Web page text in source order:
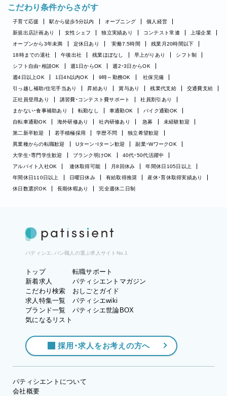
こだわり条件からさがす
子育て応援 駅から徒歩5分以内 オープニング
個人経営
新規出店計画あり
女性シェフ 独立実績あり コンテスト常連
上場企業
オープンから3年未満
定休日あり 実働7.5時間
残業月20時間以下
18時までの退社
午後出社 残業ほぼなし 早上がりあり
シフト制
シフト自由・相談OK
週1日からOK
週2・3日からOK
週4日以上OK
1日4h以内OK 9時～勤務OK
社保完備
引っ越し補助/住宅手当あり
昇給あり 賞与あり 残業代支給
交通費支給
正社員登用あり
講習費・コンテスト費サポート
社員割引あり
まかない・食事補助あり
転勤なし 車通勤OK
バイク通勤OK
自転車通勤OK
海外研修あり 社内研修あり 急募
未経験歓迎
第二新卒歓迎
若手積極採用 学歴不問
独立希望歓迎
異業種からの転職歓迎
Uターン・Iターン歓迎
副業・WワークOK
大学生・専門学生歓迎
ブランク明けOK
40代・50代活躍中
アルバイト入社OK
連休取得可能 月8回休み
年間休日105日以上
年間休日110日以上
日曜日休み 有給取得推奨
産休・育休取得実績あり
休日数選択OK
長期休暇あり 完全週休二日制
パティシエ、パン職人の選ぶ求人サイトNo.1
トップ
新着求人
こだわり検索
求人特集一覧
ブランド一覧
気になるリスト
転職サポート
パティシエントマガジン
おしごとガイド
パティシエwiki
パティシエ世論BOX
採用・求人をお考えの方へ
パティシエントについて
会社概要